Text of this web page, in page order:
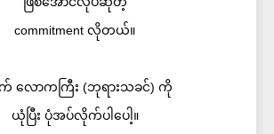
commitment လိုတယ်။
က် လောကကြီး (ဘုရားသခင်) ကို
ယုံပြီး ပုံအပ်လိုက်ပါပေါ့။